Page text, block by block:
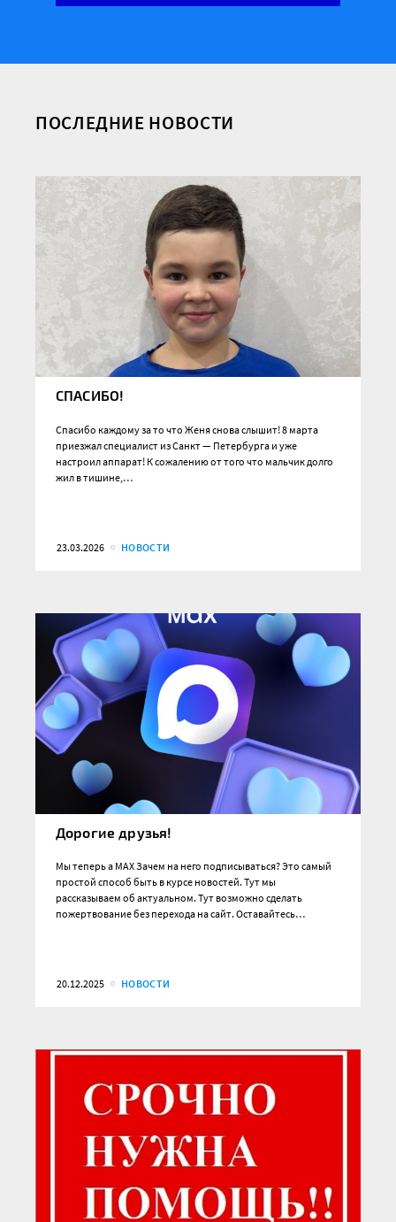
ПОСЛЕДНИЕ НОВОСТИ
СПАСИБО!
Спасибо каждому за то что Женя снова слышит! 8 марта
приезжал специалист из Санкт — Петербурга и уже
настроил аппарат! К сожалению от того что мальчик долго
жил в тишине,…
23.03.2026 НОВОСТИ
Дорогие друзья!
Мы теперь а MAX Зачем на него подписываться? Это самый
простой способ быть в курсе новостей. Тут мы
рассказываем об актуальном. Тут возможно сделать
пожертвование без перехода на сайт. Оставайтесь…
20.12.2025 НОВОСТИ